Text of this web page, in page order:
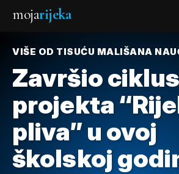
mojarijeka
VIŠE OD TISUĆU MALIŠANA
Završio ciklus
projekta
pliva” u ovoj
školskoj